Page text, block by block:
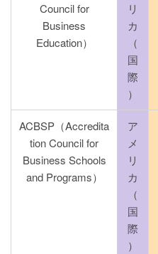
Council for
Business
Education）
リ
カ
（
国
際
）
ACBSP（Accredita
tion Council for
Business Schools
and Programs）
ア
メ
リ
カ
（
国
際
）